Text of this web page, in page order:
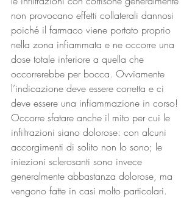
non provocano effetti collaterali dannosi
poiché il farmaco viene portato proprio
nella zona infiammata e ne occorre una
dose totale inferiore a quella che
occorrerebbe per bocca. Ovviamente
l’indicazione deve essere corretta e ci
deve essere una infiammazione in corso!
Occorre sfatare anche il mito per cui le
infiltrazioni siano dolorose: con alcuni
accorgimenti di solito non lo sono; le
iniezioni sclerosanti sono invece
generalmente abbastanza dolorose, ma
vengono fatte in casi molto particolari.